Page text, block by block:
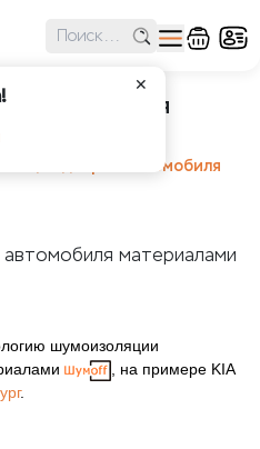
✕
автомобиля
дверей автомобиля
шумоизоляции
, на примере KIA
.